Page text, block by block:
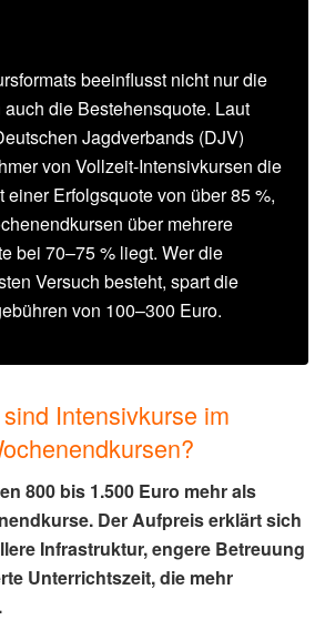
beeinflusst nicht nur die
die Bestehensquote. Laut
Jagdverbands (DJV)
von Vollzeit-Intensivkursen die
einer Erfolgsquote von über 85 %,
über mehrere
bei 70–75 % liegt. Wer die
Versuch besteht, spart die
von 100–300 Euro.
Intensivkurse im
800 bis 1.500 Euro mehr als
Der Aufpreis erklärt sich
Infrastruktur, engere Betreuung
Unterrichtszeit, die mehr